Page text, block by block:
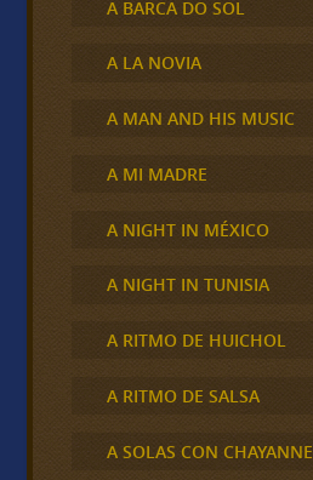
A BARCA DO SOL
A LA NOVIA
A MAN AND HIS MUSIC
A MI MADRE
A NIGHT IN MÉXICO
A NIGHT IN TUNISIA
A RITMO DE HUICHOL
A RITMO DE SALSA
A SOLAS CON CHAYANNE